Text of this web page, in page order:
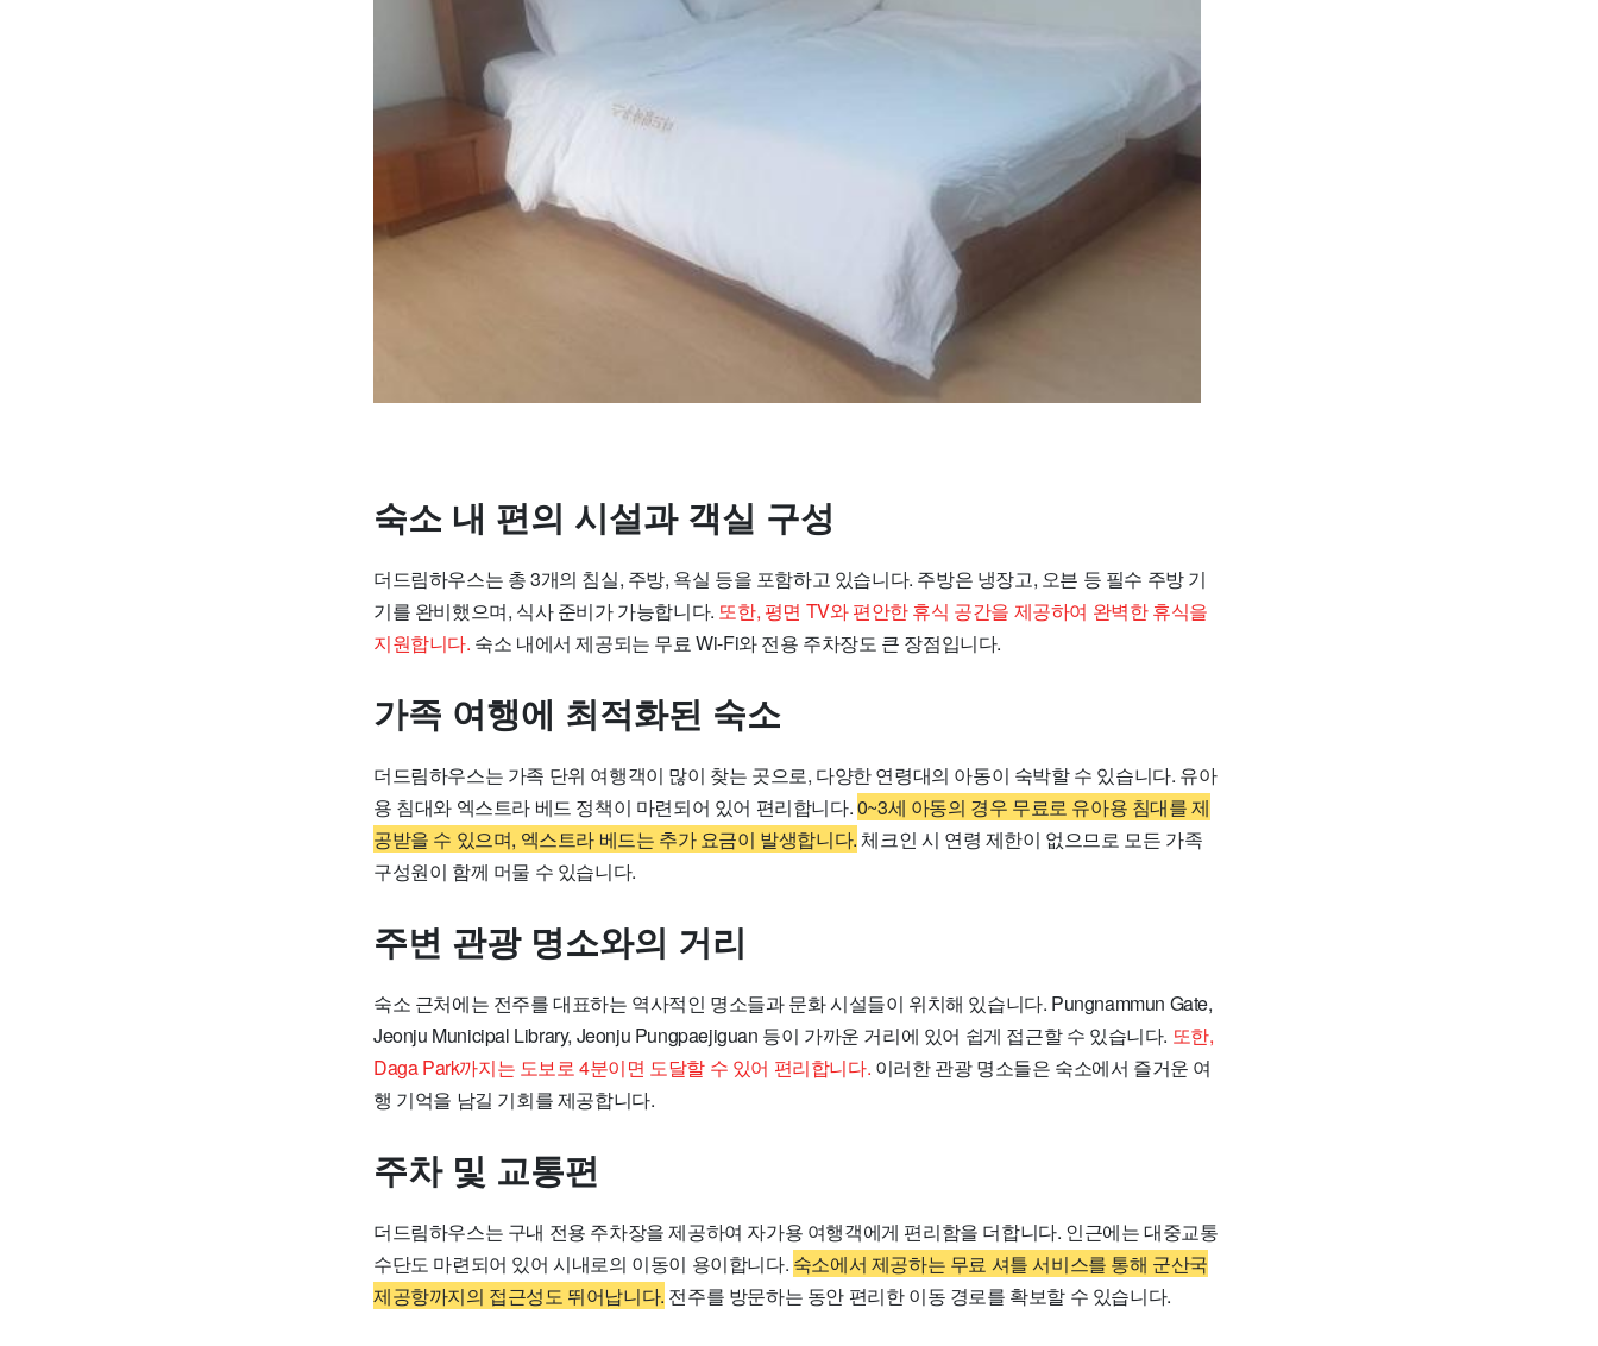
숙소 내 편의 시설과 객실 구성
더드림하우스는 총 3개의 침실, 주방, 욕실 등을 포함하고 있습니다. 주방은 냉장고, 오븐 등 필수 주방 기
기를 완비했으며, 식사 준비가 가능합니다. 또한, 평면 TV와 편안한 휴식 공간을 제공하여 완벽한 휴식을
지원합니다. 숙소 내에서 제공되는 무료 Wi-Fi와 전용 주차장도 큰 장점입니다.
가족 여행에 최적화된 숙소
더드림하우스는 가족 단위 여행객이 많이 찾는 곳으로, 다양한 연령대의 아동이 숙박할 수 있습니다. 유아
용 침대와 엑스트라 베드 정책이 마련되어 있어 편리합니다.0~3세 아동의 경우 무료로 유아용 침대를 제
공받을 수 있으며, 엑스트라 베드는 추가 요금이 발생합니다.체크인 시 연령 제한이 없으므로 모든 가족
구성원이 함께 머물 수 있습니다.
주변 관광 명소와의 거리
숙소 근처에는 전주를 대표하는 역사적인 명소들과 문화 시설들이 위치해 있습니다. Pungnammun Gate,
Jeonju Municipal Library, Jeonju Pungpaejiguan 등이 가까운 거리에 있어 쉽게 접근할 수 있습니다. 또한,
Daga Park까지는 도보로 4분이면 도달할 수 있어 편리합니다. 이러한 관광 명소들은 숙소에서 즐거운 여
행 기억을 남길 기회를 제공합니다.
주차 및 교통편
더드림하우스는 구내 전용 주차장을 제공하여 자가용 여행객에게 편리함을 더합니다. 인근에는 대중교통
수단도 마련되어 있어 시내로의 이동이 용이합니다. 숙소에서 제공하는 무료 셔틀 서비스를 통해 군산국
제공항까지의 접근성도 뛰어납니다. 전주를 방문하는 동안 편리한 이동 경로를 확보할 수 있습니다.